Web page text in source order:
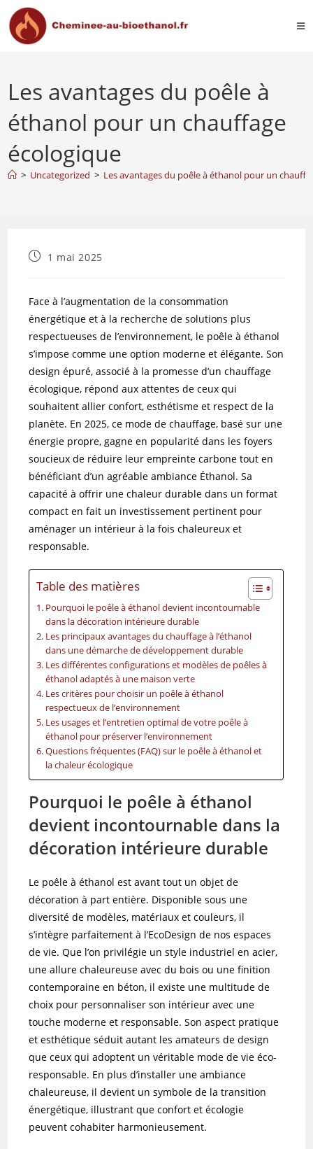
Les avantages du poêle à
éthanol pour un chauffage
écologique
> Uncategorized > Les avantages du poêle à éthanol pour un
1 mai 2025
Face à l’augmentation de la consommation
énergétique et à la recherche de solutions plus
respectueuses de l’environnement, le poêle à éthanol
s’impose comme une option moderne et élégante. Son
design épuré, associé à la promesse d’un chauffage
écologique, répond aux attentes de ceux qui
souhaitent allier confort, esthétisme et respect de la
planète. En 2025, ce mode de chauffage, basé sur une
énergie propre, gagne en popularité dans les foyers
soucieux de réduire leur empreinte carbone tout en
bénéficiant d’un agréable ambiance Éthanol. Sa
capacité à offrir une chaleur durable dans un format
compact en fait un investissement pertinent pour
aménager un intérieur à la fois chaleureux et
responsable.
Table des matières
Pourquoi le poêle à éthanol devient incontournable
dans la décoration intérieure durable
Les principaux avantages du chauffage à l’éthanol
dans une démarche de développement durable
Les différentes configurations et modèles de poêles à
éthanol adaptés à une maison verte
Les critères pour choisir un poêle à éthanol
respectueux de l’environnement
Les usages et l’entretien optimal de votre poêle à
éthanol pour préserver l’environnement
Questions fréquentes (FAQ) sur le poêle à éthanol et
la chaleur écologique
Pourquoi le poêle à éthanol
devient incontournable dans la
décoration intérieure durable
Le poêle à éthanol est avant tout un objet de
décoration à part entière. Disponible sous une
diversité de modèles, matériaux et couleurs, il
s’intègre parfaitement à l’EcoDesign de nos espaces
de vie. Que l’on privilégie un style industriel en acier,
une allure chaleureuse avec du bois ou une finition
contemporaine en béton, il existe une multitude de
choix pour personnaliser son intérieur avec une
touche moderne et responsable. Son aspect pratique
et esthétique séduit autant les amateurs de design
que ceux qui adoptent un véritable mode de vie éco-
responsable. En plus d’installer une ambiance
chaleureuse, il devient un symbole de la transition
énergétique, illustrant que confort et écologie
peuvent cohabiter harmonieusement.